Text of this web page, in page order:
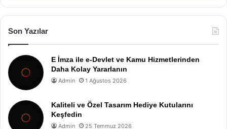
Son Yazılar
E İmza ile e-Devlet ve Kamu Hizmetlerinden
Daha Kolay Yararlanın
Admin 1 Ağustos 2026
Kaliteli ve Özel Tasarım Hediye Kutularını
Keşfedin
Admin 25 Temmuz 2026